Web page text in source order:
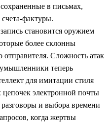
в письмах,
фактуры.
становится оружием
более склонны
отправителя. Сложность атак
теперь
для имитации стиля
цепочек электронной почты
и выбора времени
когда жертвы